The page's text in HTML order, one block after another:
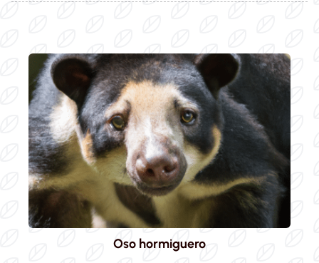
Oso hormiguero